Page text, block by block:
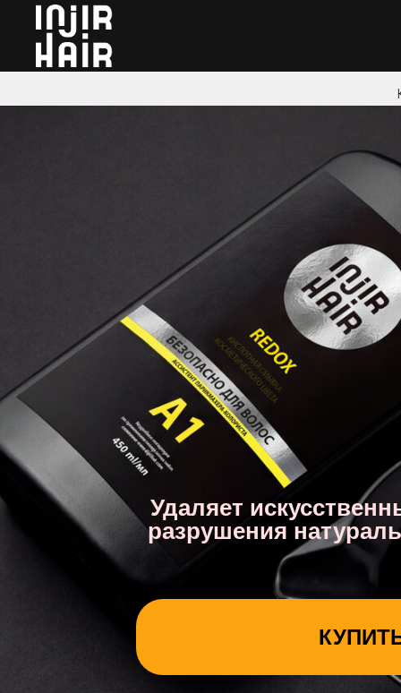
Удаляет
разрушения